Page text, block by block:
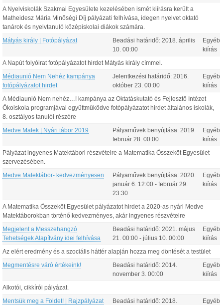
A Nyelviskolák Szakmai Egyesülete kezelésében ismét kiírásra került a
Matheidesz Mária Minőségi Díj pályázati felhívása, idegen nyelvet oktató
tanárok és nyelvtanuló középiskolai diákok számára.
Mátyás király | Fotópályázat Beadási határidő: 2018. április
10 00:00
Egyéb
kiírás
A Napút folyóirat fotópályázatot hirdet Mátyás király címmel.
Médiaunió Nem Nehéz kampánya
fotópályázatot hirdet
Jelentkezési határidő: 2016.
október 23 00:00
Egyéb
kiírás
A Médiaunió Nem nehéz…! kampánya az Oktatáskutató és Fejlesztő Intézet
Ökoiskola programjával együttműködve fotópályázatot hirdet általános iskolák,
8. osztályos tanulói részére
Medve Matek | Nyári tábor 2019 Pályaművek benyújtása: 2019.
február 28 00:00
Egyéb
kiírás
Pályázat ingyenes Matektábori részvételre a Matematika Összeköt Egyesület
szervezésében.
Medve Matektábor- kedvezményesen Pályaművek benyújtása: 2020.
január 6 12:00 - február 29
23:30
Egyéb
kiírás
A Matematika Összeköt Egyesület pályázatot hirdet a 2020-as nyári Medve
Matektáborokban történő kedvezményes, akár ingyenes részvételre
Megjelent a Messzehangzó
Tehetségek Alapítvány idei felhívása
Beadási határidő: 2021.
május
21
00:00 - július 10 00:00
Egyéb
kiírás
Az elért eredmény és a szociális háttér alapján hozza meg döntését a testület
Megmentésre váró értékeink! Beadási határidő: 2014.
november 3 00:00
Egyéb
kiírás
Alkotói, cikkírói pályázat.
Mentsük meg a Földet! | Rajzpályázat Beadási határidő: 2018.
Egyéb